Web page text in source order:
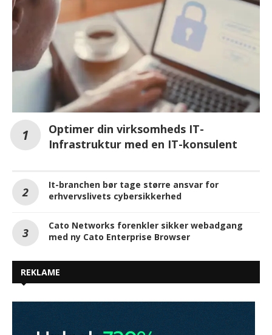
Optimer din virksomheds IT-
Infrastruktur med en IT-konsulent
It-branchen bør tage større ansvar for
erhvervslivets cybersikkerhed
Cato Networks forenkler sikker webadgang
med ny Cato Enterprise Browser
REKLAME